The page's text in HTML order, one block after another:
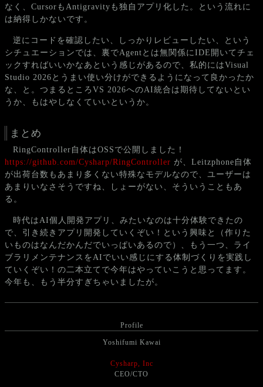
なく、CursorもAntigravityも独自アプリ化した。という流れに
は納得しかないです。
逆にコードを確認したい、しっかりレビューしたい、という
シチュエーションでは、裏でAgentとは無関係にIDE開いてチェ
ックすればいいかなあという感じがあるので、私的にはVisual
Studio 2026とうまい使い分けができるようになって良かったか
な、と。つまるところVS 2026へのAI統合は期待してないとい
うか、もはやしなくていいというか。
まとめ
RingController自体はOSSで公開しました！
https://github.com/Cysharp/RingController が、Leitzphone自体
が出荷台数もあまり多くない特殊なモデルなので、ユーザーは
あまりいなさそうですね、しょーがない、そういうこともあ
る。
時代はAI個人開発アプリ、みたいなのは十分体験できたの
で、引き続きアプリ開発していくぞい！という興味と（作りた
いものはなんだかんだでいっぱいあるので）、もう一つ、ライ
ブラリメンテナンスをAIでいい感じにする体制づくりを実践し
ていくぞい！の二本立てで今年はやっていこうと思ってます。
今年も、もう半分すぎちゃいましたが。
Profile
Yoshifumi Kawai
Cysharp, Inc
CEO/CTO